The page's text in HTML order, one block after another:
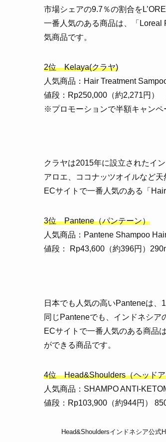
市場シェアの9.7％の割合を
一番人気のある商品は、「Loreal
気商品です。
2位 Kelaya(クラヤ)
人気商品：Hair Treatment
値段：Rp250,000（約2,271円）
※プロモーションで半額キャンペ
クラヤは2015年に設立されたイ
アロエ、ココナッツオイルなど
ECサイトで一番人気のある「
3位 Pantene（パンテーン）
人気商品：Pantene Shampoo
値段： Rp43,600（約396円）
日本でも人気の高いPanteneは、
同じPanteneでも、インドネシア
ECサイトで一番人気のある商品
ができる商品です。
4位 Head&Shoulders（ヘッドア
人気商品：SHAMPO ANTI-
値段：Rp103,900（約944円）
Head&Shouldersインドネシア公式